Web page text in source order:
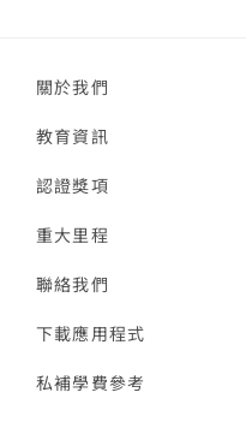
關於我們
教育資訊
認證獎項
重大里程
聯絡我們
下載應用程式
私補學費參考